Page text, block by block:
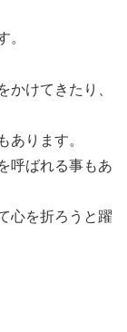
。
かけてきたり、
あります。
呼ばれる事もあ
心を折ろうと躍